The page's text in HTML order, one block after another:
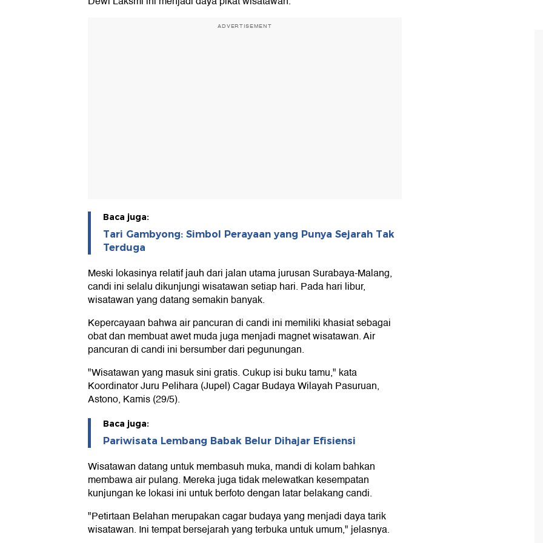
ADVERTISEMENT
Baca juga:
Tari Gambyong: Simbol Perayaan yang Punya Sejarah Tak
Terduga
Meski lokasinya relatif jauh dari jalan utama jurusan Surabaya-Malang,
candi ini selalu dikunjungi wisatawan setiap hari. Pada hari libur,
wisatawan yang datang semakin banyak.
Kepercayaan bahwa air pancuran di candi ini memiliki khasiat sebagai
obat dan membuat awet muda juga menjadi magnet wisatawan. Air
pancuran di candi ini bersumber dari pegunungan.
"Wisatawan yang masuk sini gratis. Cukup isi buku tamu," kata
Koordinator Juru Pelihara (Jupel) Cagar Budaya Wilayah Pasuruan,
Astono, Kamis (29/5).
Baca juga:
Pariwisata Lembang Babak Belur Dihajar Efisiensi
Wisatawan datang untuk membasuh muka, mandi di kolam bahkan
membawa air pulang. Mereka juga tidak melewatkan kesempatan
kunjungan ke lokasi ini untuk berfoto dengan latar belakang candi.
"Petirtaan Belahan merupakan cagar budaya yang menjadi daya tarik
wisatawan. Ini tempat bersejarah yang terbuka untuk umum," jelasnya.